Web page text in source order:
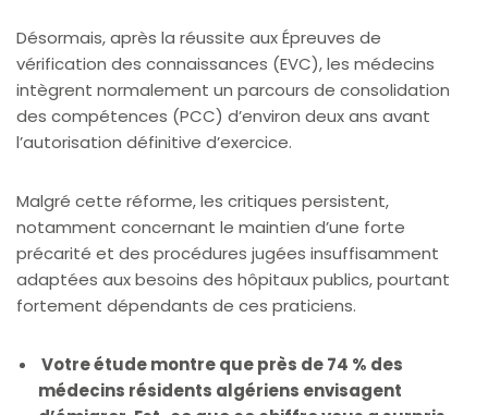
Désormais, après la réussite aux Épreuves de
vérification des connaissances (EVC), les médecins
intègrent normalement un parcours de consolidation
des compétences (PCC) d’environ deux ans avant
l’autorisation définitive d’exercice.
Malgré cette réforme, les critiques persistent,
notamment concernant le maintien d’une forte
précarité et des procédures jugées insuffisamment
adaptées aux besoins des hôpitaux publics, pourtant
fortement dépendants de ces praticiens.
Votre étude montre que près de 74 % des
médecins résidents algériens envisagent